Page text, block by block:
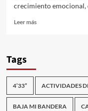
crecimiento emocional,
Leer másLeer
Música
en
Escuela
Tags
4’33” ACTIVIDADES
BAJA MI BANDERA